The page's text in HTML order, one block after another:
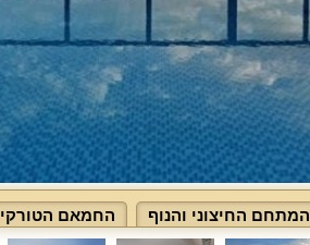
המתחם החיצוני והנוף החמאם הטורקי